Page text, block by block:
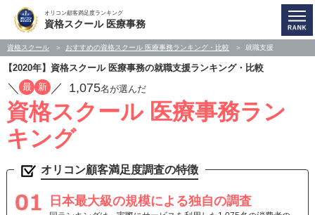
オリコン顧客満足度ランキング
資格スクール 医療事務
資格スクール おすすめの資格スクール 医療事務ランキング・比較 就職支援
【2020年】資格スクール 医療事務の就職支援ランキング・比較
／ 最 新 ／ 1,075名が選んだ
資格スクール 医療事務ラン
キング
オリコン顧客満足度調査の特徴
日本最大級の規模による独自の調査